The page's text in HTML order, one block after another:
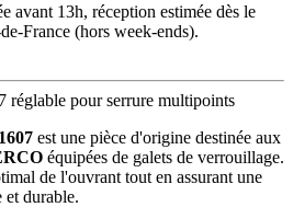
avant 13h, réception estimée dès le
France (hors week-ends).
réglable pour serrure multipoints
est une pièce d'origine destinée aux
équipées de galets de verrouillage.
de l'ouvrant tout en assurant une
et durable.